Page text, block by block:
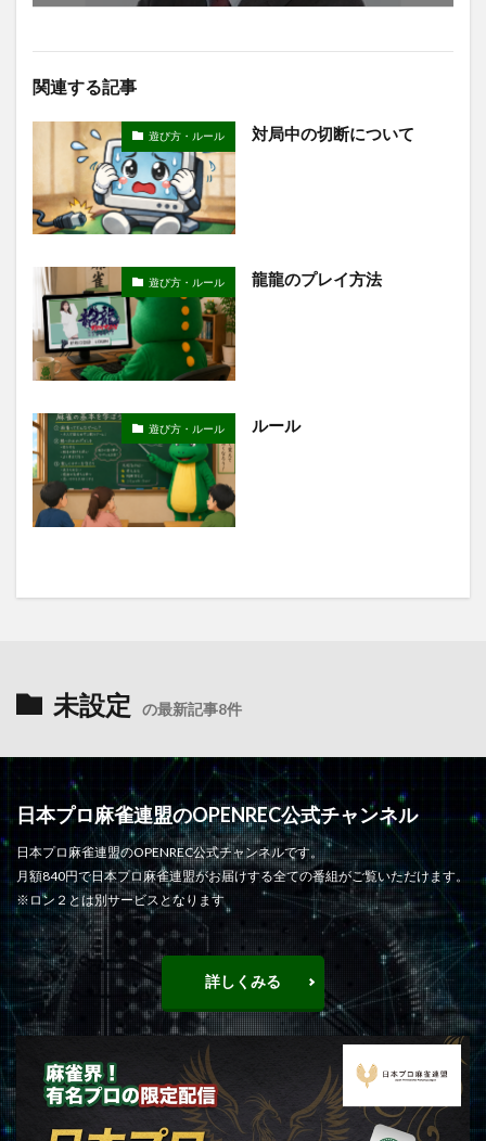
関連する記事
遊び方・ルール 対局中の切断について
遊び方・ルール 龍龍のプレイ方法
遊び方・ルール ルール
未設定 の最新記事8件
日本プロ麻雀連盟のOPENREC公式チャンネル
日本プロ麻雀連盟のOPENREC公式チャンネルです。
月額840円で日本プロ麻雀連盟がお届けする全ての番組がご覧いただけます。
※ロン２とは別サービスとなります
詳しくみる